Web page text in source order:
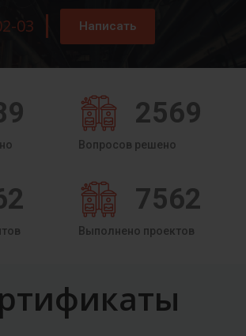
03 Написать
2569
Вопросов решено
7562
Выполнено проектов